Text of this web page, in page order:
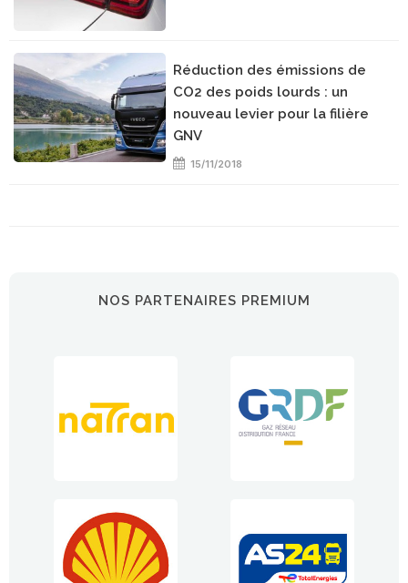
Réduction des émissions de
CO2 des poids lourds : un
nouveau levier pour la filière
GNV
15/11/2018
NOS PARTENAIRES PREMIUM